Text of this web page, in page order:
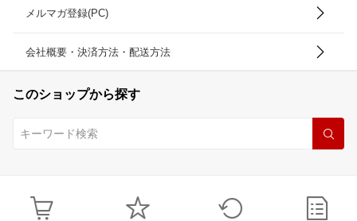
メルマガ登録(PC)
会社概要・決済方法・配送方法
このショップから探す